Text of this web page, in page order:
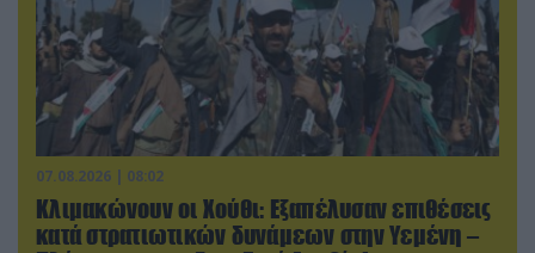
07.08.2026 | 08:02
Κλιμακώνουν οι Χούθι: Eξαπέλυσαν επιθέσεις
κατά στρατιωτικών δυνάμεων στην Υεμένη –